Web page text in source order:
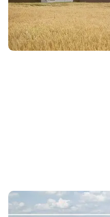
production de froid
16 OCT. 2014
Conservation des